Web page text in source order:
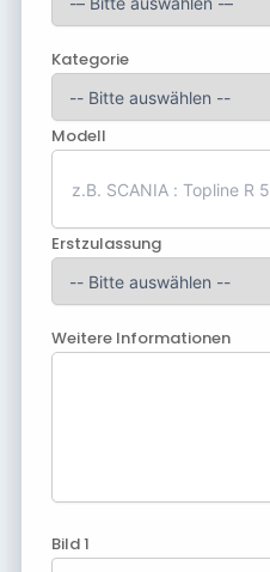
Kategorie
Modell
Erstzulassung
Weitere Informationen
Bild 1